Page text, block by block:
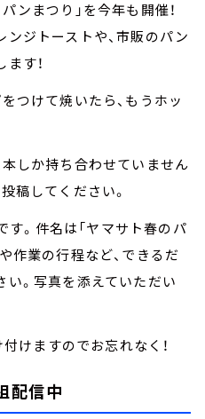
ンまつり」を今年も開催！
ジトーストや、市販のパン
す！
つけて焼いたら、もうホッ
しか持ち合わせていません
稿してください。
す。件名は「ヤマサト春のパ
作業の行程など、できるだ
。写真を添えていただい
けますのでお忘れなく！
配信中